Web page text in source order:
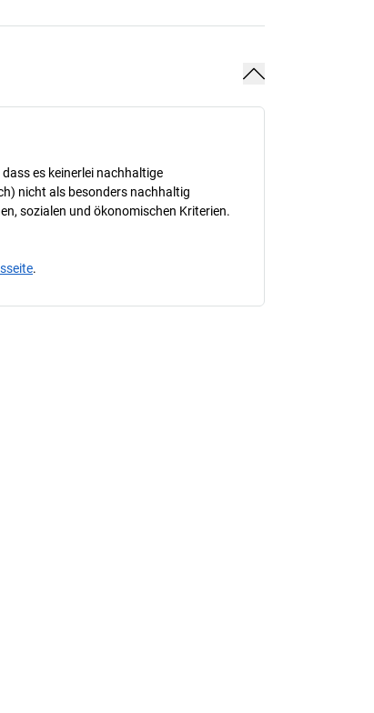
es keinerlei nachhaltige
nicht als besonders nachhaltig
sozialen und ökonomischen Kriterien.
.